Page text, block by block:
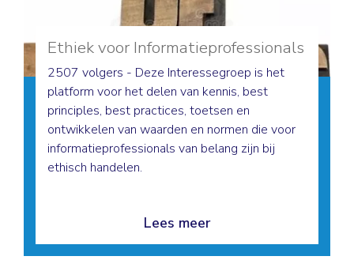
Ethiek voor Informatieprofessionals
2507 volgers - Deze Interessegroep is het
platform voor het delen van kennis, best
principles, best practices, toetsen en
ontwikkelen van waarden en normen die voor
informatieprofessionals van belang zijn bij
ethisch handelen.
Lees meer